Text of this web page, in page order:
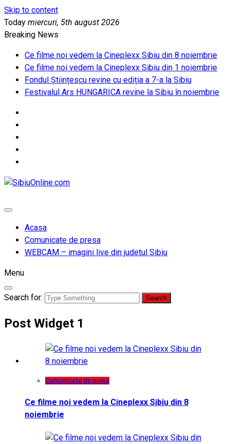
Skip to content
Today miercuri, 5th august 2026
Breaking News
Ce filme noi vedem la Cineplexx Sibiu din 8 noiembrie
Ce filme noi vedem la Cineplexx Sibiu din 1 noiembrie
Fondul Științescu revine cu ediția a 7-a la Sibiu
Festivalul Ars HUNGARICA revine la Sibiu în noiembrie
Acasa
Comunicate de presa
WEBCAM – imagini live din judetul Sibiu
Menu
Search for:
Post Widget 1
Comunicate de presa
Ce filme noi vedem la Cineplexx Sibiu din 8
noiembrie